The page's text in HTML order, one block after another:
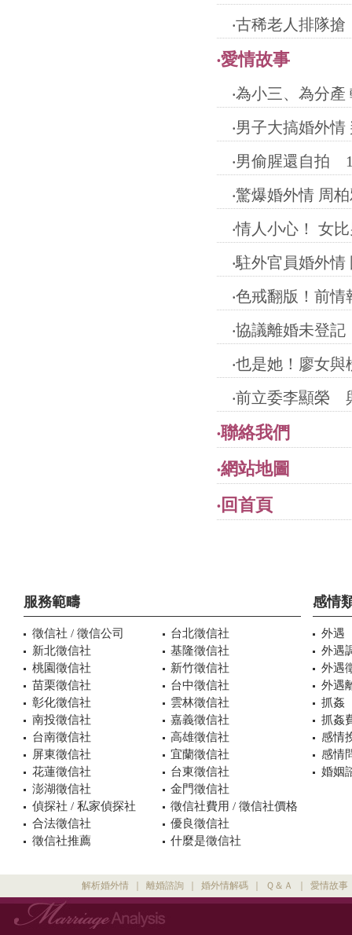
‧古稀老人排隊
‧愛情故事
‧為小三、為分產
‧男子大搞婚外情
‧男偷腥還自拍
‧驚爆婚外情 周
‧情人小心！ 女
‧駐外官員婚外情
‧色戒翻版！前情
‧協議離婚未登
‧也是她！廖女與
‧前立委李顯榮
‧聯絡我們
‧網站地圖
‧回首頁
服務範疇
徵信社 / 徵信公司
台北徵信社
新北徵信社
基隆徵信社
桃園徵信社
新竹徵信社
苗栗徵信社
台中徵信社
彰化徵信社
雲林徵信社
南投徵信社
嘉義徵信社
台南徵信社
高雄徵信社
屏東徵信社
宜蘭徵信社
花蓮徵信社
台東徵信社
澎湖徵信社
金門徵信社
偵探社 / 私家偵探社
徵信社費用 / 徵信社價格
合法徵信社
優良徵信社
徵信社推薦
什麼是徵信社
感情
外遇
外遇
外遇
外遇
抓姦
抓姦
感情
感情
婚姻
解析婚外情 離婚諮詢 婚外情解碼 Ｑ＆Ａ 愛情故事